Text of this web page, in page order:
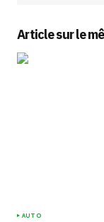
Article sur le
AUTO